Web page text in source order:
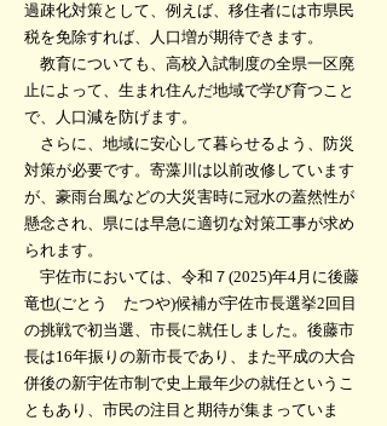
過疎化対策として、例えば、移住者には市県民
税を免除すれば、人口増が期待できます。
教育についても、高校入試制度の全県一区廃
止によって、生まれ住んだ地域で学び育つこと
で、人口減を防げます。
さらに、地域に安心して暮らせるよう、防災
対策が必要です。寄藻川は以前改修しています
が、豪雨台風などの大災害時に冠水の蓋然性が
懸念され、県には早急に適切な対策工事が求め
られます。
宇佐市においては、令和７(2025)年4月に後藤
竜也(ごとう たつや)候補が宇佐市長選挙2回目
の挑戦で初当選、市長に就任しました。後藤市
長は16年振りの新市長であり、また平成の大合
併後の新宇佐市制で史上最年少の就任というこ
ともあり、市民の注目と期待が集まっていま